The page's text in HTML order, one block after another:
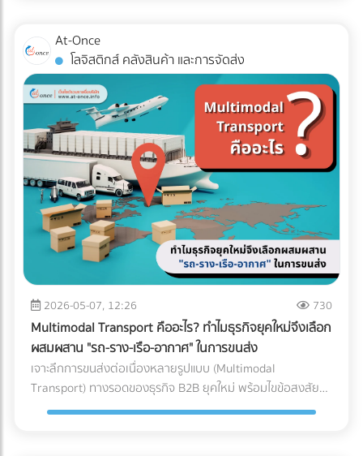
พ่วงแบบเรียบ (Flatbed) ทนทานต่อการบรรทุกของที่หนักมาก
และยาวเป็นพิเศษ ✅ สินค้าที่ตอบโจทย์: สินค้านำเข้า-ส่งออกที่
บรรจุในตู้คอนเทนเนอร์ (ไปรับ/ส่งที่ท่าเรือหรือท่าอากาศยาน),
ท่อเหล็กขนาดใหญ่, โครงสร้างเหล็กสะพาน, หรือรถยนต์ 3 เช็
กลิสต์ฉบับย่อ: ถามตัวเองก่อนตัดสินใจจ้างรถขนส่งเหมาคัน
สินค้าคืออะไร มีน้ำหนักและปริมาตร (คิว) เท่าไหร่? (เพื่อเลือกรถที่
รับน้ำหนักได้พอดี ไม่เหลือพื้นที่ว่างให้เสียเงินฟรี) จุดขึ้น-ลง
สินค้า มีข้อจำกัดไหม? (เช่น ซอยแคบ รถ 6 ล้อเข้าไม่ได้ หรือมี
เครื่องโฟล์คลิฟต์สำหรับโหลดของหรือไม่) ต้องการบริการเสริม
อะไรบ้าง? (เช่น ต้องการพนักงานยกของด้วย หรือต้องการ
ประกันภัยสินค้ามูลค่าสูงครอบคลุมเพิ่มเติม) สรุป การเลือก
ประเภทรถขนส่งให้ตรงกับงาน ไม่เพียงแต่ช่วยปกป้องสินค้าให้ถึง
มือลูกค้าอย่างปลอดภัย แต่ยังเป็นกลยุทธ์สำคัญที่ช่วยให้ฝ่ายจัด
ซื้อคุมงบประมาณ Logistics ได้อย่างมีประสิทธิภาพ กำลัง
วางแผนขนส่งสินค้าล็อตใหญ่อยู่ใช่ไหม? ไม่ต้องเสียเวลาโทรเช็
กราคาหลายที่ให้วุ่นวาย! ค้นหาและเปรียบเทียบ บริษัทขนส่ง
สินค้า, ผู้ให้บริการขนส่งเหมาคัน, และบริษัท Logistics ชั้นนำ ที่มี
รถพร้อมให้บริการทุกประเภท ผ่านการคัดกรองความน่าเชื่อถือ
แล้ว ได้ที่นี่
สามารถโยกย้ายไปช่วยงานทั้งฝั่งรับและฝั่งจ่ายได้ง่าย (Cross-
docking ทำได้สะดวก) ข้อควรระวัง: อาจเกิดความแออัดบริเวณ
ประตูเข้า-ออก หากมีการรับและส่งสินค้าพร้อมกันในปริมาณ
มากๆ เหมาะกับใคร?: ธุรกิจ SME, ธุรกิจที่มีพื้นที่อาคารจำกัด,
คลังสินค้าที่เน้นการกระจายสินค้าทั่วไป (FMCG) 2. รูปแบบตัว I
(I-Shaped / Through Layout) รูปแบบนี้คือการเดินทางเป็น
"เส้นตรง" จุดรับสินค้าจะอยู่หัวอาคาร และจุดจ่ายสินค้าจะอยู่ท้าย
อาคารฝั่งตรงข้ามกัน สินค้าจะไหลไปในทิศทางเดียวแบบไม่มีการ
ย้อนกลับ ข้อดี: ลดความสับสนและการวิ่งสวนทางกันได้อย่าง
เด็ดขาด กระบวนการทำงานไหลลื่นมาก (Straight-line flow) ลด
อุบัติเหตุบริเวณคอขวด ข้อควรระวัง: ต้องใช้อาคารที่มีความยาว
มาก และต้องใช้พื้นที่ภายนอก (ลานจอดรถ) ทั้ง 2 ฝั่งของอาคาร
ทำให้สิ้นเปลืองพื้นที่โดยรอบ เหมาะกับใคร?: โรงงานอุตสาหกรรม
ขนาดใหญ่, ธุรกิจที่มีปริมาณการเข้า-ออกของสินค้ามหาศาล
(High-volume), หรือสินค้าที่มีน้ำหนักมาก/ชิ้นใหญ่ที่เคลื่อนย้าย
ยาก 3. รูปแบบตัว L (L-Shaped Layout) ผังคลังสินค้าแบบตัว
L จะคล้ายกับตัว I แต่จุดรับสินค้าและจุดจ่ายสินค้าจะตั้งฉากกันที่
มุม 90 องศา (อยู่คนละด้านของผนังอาคาร) มักเกิดขึ้นจากข้อ
จำกัดของรูปทรงอาคาร หรือพื้นที่ที่ดิน ข้อดี: แยกพื้นที่รับและส่ง
สินค้าออกจากกันอย่างชัดเจน ลดความแออัดบริเวณประตูได้ดี
อีกต่อไป เพราะระบบไม่ได้ดูแค่สิ่งที่คุณยื่น แต่ดู "สิ่งที่คนอื่นยื่น
เกี่ยวกับคุณด้วย" คำถามสำคัญคือ... ธุรกิจของคุณพร้อมรับมือ
กับการถูกตรวจสอบหรือยัง? ในวันที่ข้อมูลทางการเงินทุกเส้น
ทางเชื่อมโยงถึงกัน 3 วิธีเตรียมพร้อมรับมือ ให้ธุรกิจปลอดภัย
จาก "ภาษีย้อนหลัง" นี่คือ 3 ตัววิธีปรับตัวสำคัญ ที่เจ้าของธุรกิจ
ต้องเริ่มทำตั้งแต่วันนี้ เพื่อสร้างภูมิคุ้มกันให้บริษัทปลอดภัยจาก
ฝันร้ายเรื่องภาษีย้อนหลัง: 1. บังคับใช้ "บัญชีเล่มเดียว" (Single
Account) อย่างเคร่งครัด หมดยุคของการทำ "บัญชีเล่มหนึ่งยื่น
สรรพากร บัญชีเล่มสองเก็บไว้ดูเอง" แล้ว เพราะข้อมูลเงินสดที่
เข้าบัญชีธนาคาร ข้อมูลค่าน้ำค่าไฟ หรือข้อมูลการนำเข้าสินค้า
ถูกเชื่อมโยงถึงกันหมด การจงใจทำรายได้ให้ต่ำกว่าความเป็นจริง
จะทำให้ตัวเลขในงบการเงินขัดแย้งกันเองจนกลายเป็นเป้าหมาย
หลักของ AI ทันที วิธีแก้: ลงบันทึกรายได้และค่าใช้จ่ายทุกรายการ
ตามความเป็นจริง นอกจากจะปลอดภัยจากสรรพากรแล้ว งบ
การเงินที่สะท้อนกำไรที่แท้จริง ยังช่วยให้ธุรกิจกู้ขอสินเชื่อกับ
ธนาคาร หรือดึงดูดนักลงทุนได้ง่ายขึ้นด้วย 2. ปรับตัวเข้าสู่ระบบ
Digital Tax แบบเต็มรูปแบบ ความผิดพลาดเล็กๆ น้อยๆ จาก
การทำงานของคน (Human Error) เช่น พิมพ์ตัวเลขใบกำกับ
ภาษีผิด หรือหัก ณ ที่จ่ายไม่ครบ ถือเป็นหนึ่งในสาเหตุหลักที่ทำให้
โดนเรียกตรวจสอบ วิธีแก้: เปลี่ยนจากการใช้กระดาษ มาใช้ระบบ
At-Once
โลจิสติกส์ คลังสินค้า และการจัดส่ง
2026-05-07, 12:26 730
Multimodal Transport คืออะไร? ทำไมธุรกิจยุคใหม่จึงเลือก
ผสมผสาน "รถ-ราง-เรือ-อากาศ" ในการขนส่ง
เจาะลึกการขนส่งต่อเนื่องหลายรูปแบบ (Multimodal
Transport) ทางรอดของธุรกิจ B2B ยุคใหม่ พร้อมไขข้อสงสัยว่า
ใครคือ "เจ้าภาพ" ตัวจริงที่ช่วยคุมต้นทุนและเวลา ค้นหาพาร์ท